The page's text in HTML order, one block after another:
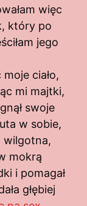
więc
który po
jego
ciało,
mi majtki,
swoje
w sobie,
wilgotna,
mokrą
i pomagał
głębiej